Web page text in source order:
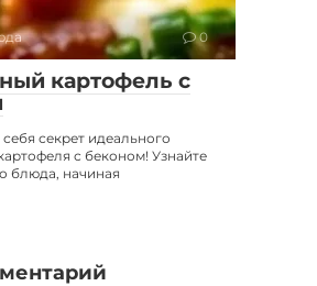
0
картофель с
секрет идеального
с беконом! Узнайте
блюда, начиная